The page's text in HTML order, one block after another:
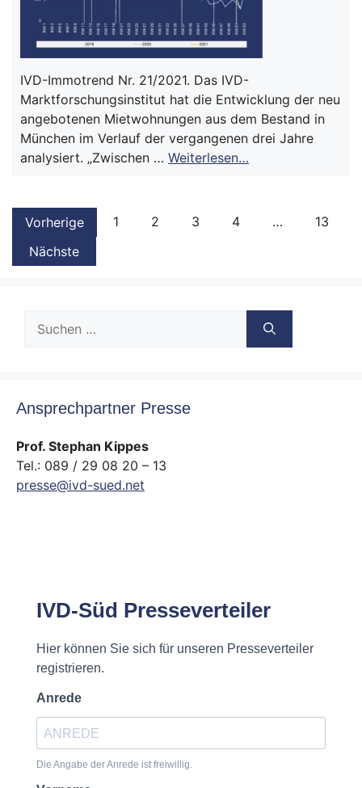
IVD-Immotrend Nr. 21/2021. Das IVD-
Marktforschungsinstitut hat die Entwicklung der neu
angebotenen Mietwohnungen aus dem Bestand in
München im Verlauf der vergangenen drei Jahre
analysiert. „Zwischen … Weiterlesen…
Vorherige 1 2 3 4 …
13
Nächste
nach:
Ansprechpartner Presse
Prof. Stephan Kippes
Tel.: 089 / 29 08 20 – 13
presse@ivd-sued.net